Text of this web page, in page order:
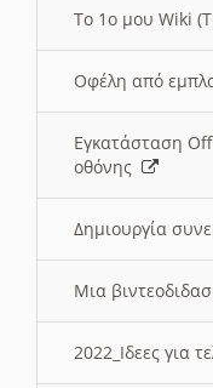
Το 1ο μου Wiki
Οφέλη από
Εγκατάσταση
οθόνης
Δημιουργία
Μια
2022_Ιδεες για